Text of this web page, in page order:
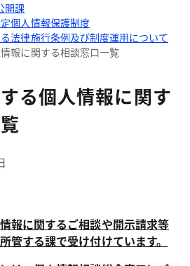
開課
個人情報保護制度
法律施行条例及び制度運用について
報に関する相談窓口一覧
る個人情報に関す
報に関するご相談や開示請求等
管する課で受け付けています。